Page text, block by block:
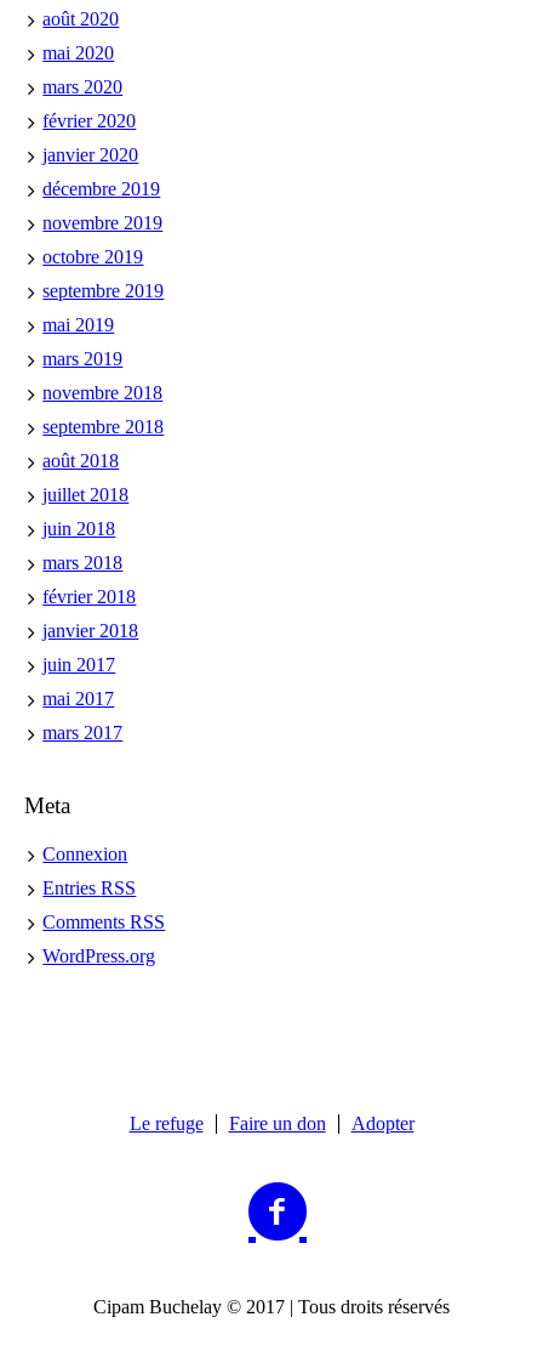
août 2020
mai 2020
mars 2020
février 2020
janvier 2020
décembre 2019
novembre 2019
octobre 2019
septembre 2019
mai 2019
mars 2019
novembre 2018
septembre 2018
août 2018
juillet 2018
juin 2018
mars 2018
février 2018
janvier 2018
juin 2017
mai 2017
mars 2017
Meta
Connexion
EntriesRSS
CommentsRSS
WordPress.org
Le refuge Faire un don Adopter
Cipam Buchelay © 2017 | Tous droits réservés